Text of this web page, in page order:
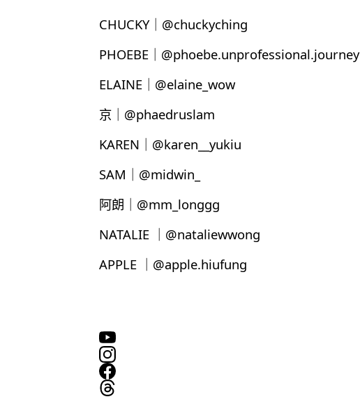
CHUCKY｜@chuckyching
PHOEBE｜@phoebe.unprofessional.journey
ELAINE｜@elaine_wow
京｜@phaedruslam
KAREN｜@karen__yukiu
SAM｜@midwin_
阿朗｜@mm_longgg
NATALIE ｜@nataliewwong
APPLE ｜@apple.hiufung